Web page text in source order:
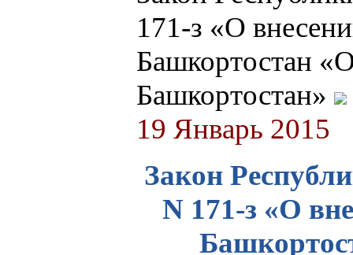
171-з «О
Башкортостан
Башкортостан»
19 Январь 2015
Закон
N 171-з «О